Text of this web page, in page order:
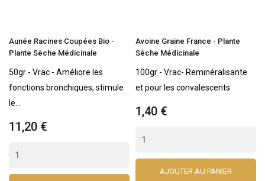
Aunée Racines Coupées Bio -
Plante Sèche Médicinale
50gr - Vrac - Améliore les
fonctions bronchiques, stimule
le...
11,20 €
Avoine Graine France - Plante
Sèche Médicinale
100gr - Vrac- Reminéralisante
et pour les convalescents
1,40 €
AJOUTER AU PANIER